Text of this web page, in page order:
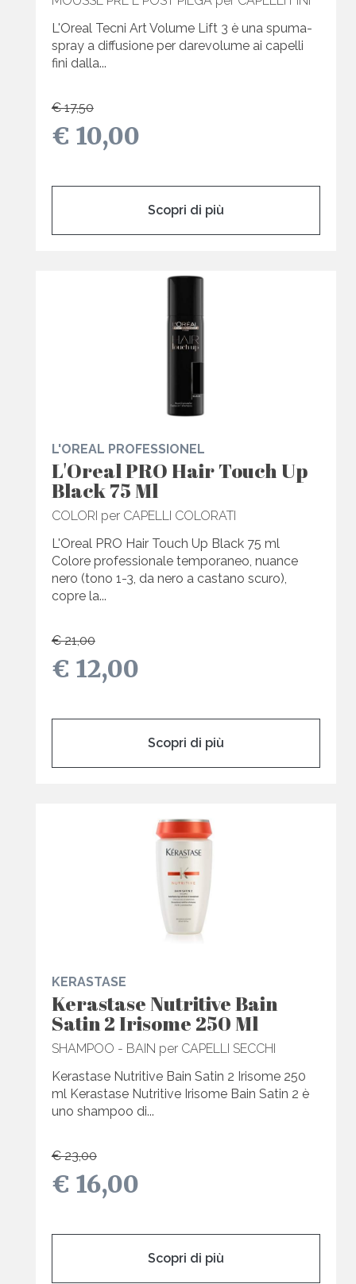
L'Oreal Tecni Art Volume Lift 3 è una spuma-
spray a diffusione per darevolume ai capelli
fini dalla...
€ 17,50
€ 10,00
Scopri di più
L'OREAL PROFESSIONEL
L'Oreal PRO Hair Touch Up
Black 75 Ml
COLORI per CAPELLI COLORATI
L'Oreal PRO Hair Touch Up Black 75 ml
Colore professionale temporaneo, nuance
nero (tono 1-3, da nero a castano scuro),
copre la...
€ 21,00
€ 12,00
Scopri di più
KERASTASE
Kerastase Nutritive Bain
Satin 2 Irisome 250 Ml
SHAMPOO - BAIN per CAPELLI SECCHI
Kerastase Nutritive Bain Satin 2 Irisome 250
ml Kerastase Nutritive Irisome Bain Satin 2 è
uno shampoo di...
€ 23,00
€ 16,00
Scopri di più